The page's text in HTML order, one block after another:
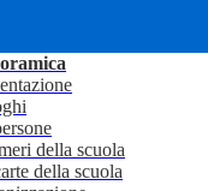
della scuola
della scuola